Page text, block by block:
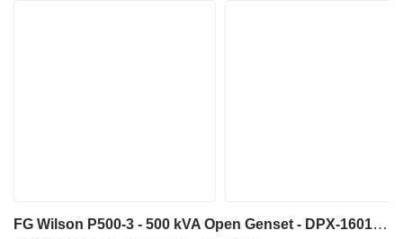
FG Wilson P500-3 - 500 kVA Open Genset - DPX-16019-O